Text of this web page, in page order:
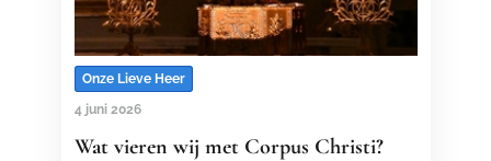
Onze Lieve Heer
4 juni 2026
Wat vieren wij met Corpus Christi?